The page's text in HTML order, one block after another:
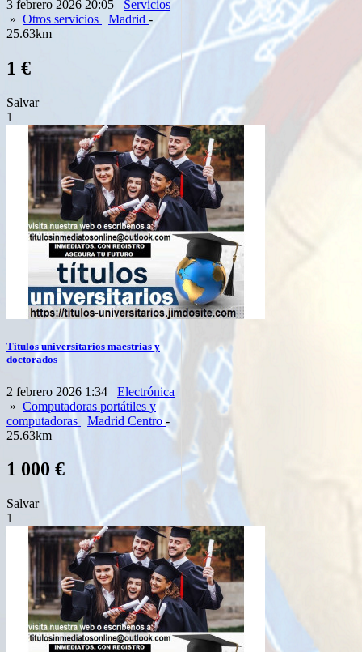
3 febrero 2026 20:05
Servicios
» Otros servicios Madrid -
25.63km
1 €
Salvar
1
Titulos universitarios maestrias y
doctorados
2 febrero 2026 1:34
Electrónica
» Computadoras portátiles y
computadoras
Madrid Centro-
25.63km
1 000 €
Salvar
1